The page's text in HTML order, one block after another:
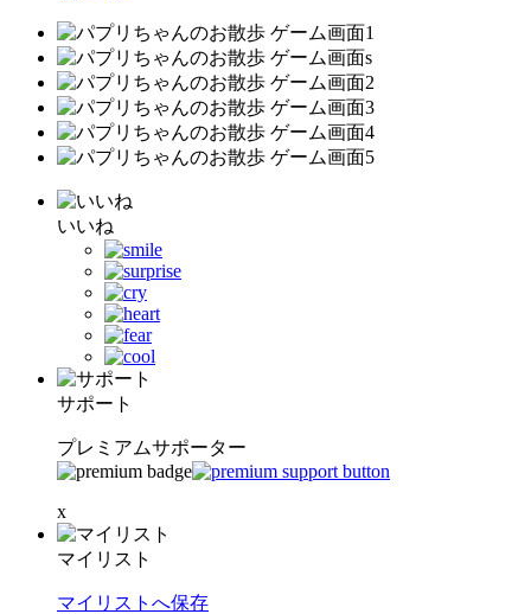
いいね
サポート
プレミアムサポーター
x
マイリスト
マイリストへ保存